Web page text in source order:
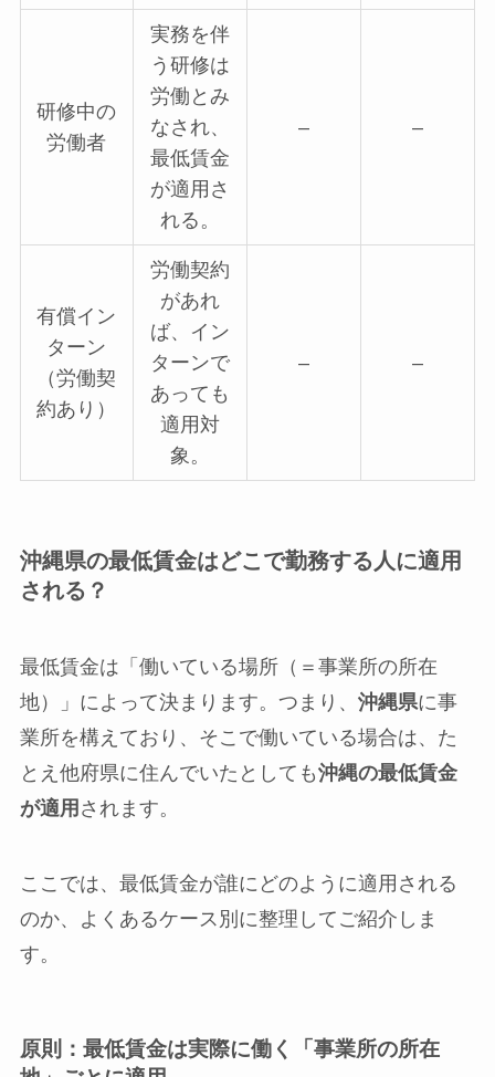
研修中の
労働者
実務を伴
う研修は
労働とみ
なされ、
最低賃金
が適用さ
れる。
– –
有償イン
ターン
（労働契
約あり）
労働契約
があれ
ば、イン
ターンで
あっても
適用対
象。
– –
沖縄県の最低賃金はどこで勤務する人に適用
される？
最低賃金は「働いている場所（＝事業所の所在
地）」によって決まります。つまり、 沖縄県に事
業所を構えており、そこで働いている場合は、た
とえ他府県に住んでいたとしても沖縄の最低賃金
が適用 されます。
ここでは、最低賃金が誰にどのように適用される
のか、よくあるケース別に整理してご紹介しま
す。
原則：最低賃金は実際に働く「事業所の所在